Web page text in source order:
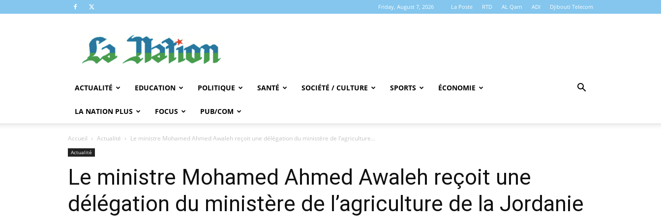
Friday, August 7, 2026 La Poste RTD AL Qarn ADI Djibouti Telecom
NATION
ACTUALITÉ EDUCATION POLITIQUE SANTÉ SOCIÉTÉ / CULTURE SPORTS ÉCONOMIE
LA NATION PLUS FOCUS PUB/COM
Accueil Actualité Le ministre Mohamed Ahmed Awaleh reçoit une délégation du ministère de l’agriculture...
Actualité
Le ministre Mohamed Ahmed Awaleh reçoit une
délégation du ministère de l’agriculture de la Jordanie